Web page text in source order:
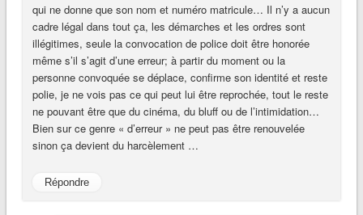
qui ne donne que son nom et numéro matricule… Il n’y a aucun
cadre légal dans tout ça, les démarches et les ordres sont
illégitimes, seule la convocation de police doit être honorée
même s’il s’agit d’une erreur; à partir du moment ou la
personne convoquée se déplace, confirme son identité et reste
polie, je ne vois pas ce qui peut lui être reprochée, tout le reste
ne pouvant être que du cinéma, du bluff ou de l’intimidation…
Bien sur ce genre « d’erreur » ne peut pas être renouvelée
sinon ça devient du harcèlement …
Répondre